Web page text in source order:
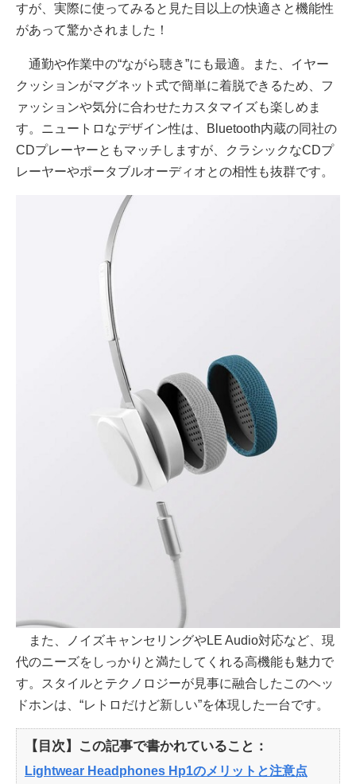
すが、実際に使ってみると見た目以上の快適さと機能性
があって驚かされました！
通勤や作業中の“ながら聴き”にも最適。また、イヤー
クッションがマグネット式で簡単に着脱できるため、フ
ァッションや気分に合わせたカスタマイズも楽しめま
す。ニュートロなデザイン性は、Bluetooth内蔵の同社の
CDプレーヤーともマッチしますが、クラシックなCDプ
レーヤーやポータブルオーディオとの相性も抜群です。
また、ノイズキャンセリングやLE Audio対応など、現
代のニーズをしっかりと満たしてくれる高機能も魅力で
す。スタイルとテクノロジーが見事に融合したこのヘッ
ドホンは、“レトロだけど新しい”を体現した一台です。
【目次】この記事で書かれていること：
Lightwear Headphones Hp1のメリットと注意点